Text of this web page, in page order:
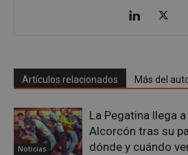
Artículos relacionados Más del
Noticias
La Pegatina llega
Alcorcón tras su
dónde y cuándo
VISITOR_PRIVACY_METADATA